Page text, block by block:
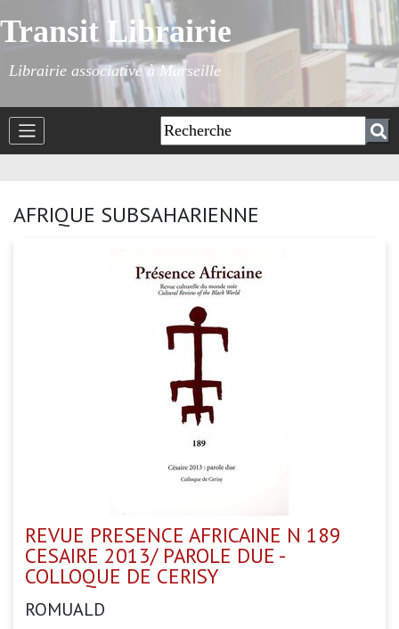
Transit Librairie
Librairie associative à Marseille
AFRIQUE SUBSAHARIENNE
REVUE PRESENCE AFRICAINE N 189
CESAIRE 2013/ PAROLE DUE -
COLLOQUE DE CERISY
ROMUALD